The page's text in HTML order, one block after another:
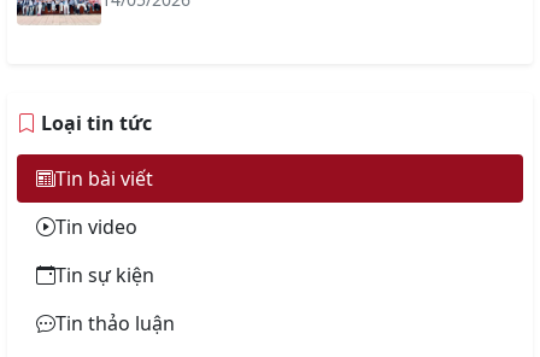
Loại tin tức
Tin bài viết
Tin video
Tin sự kiện
Tin thảo luận